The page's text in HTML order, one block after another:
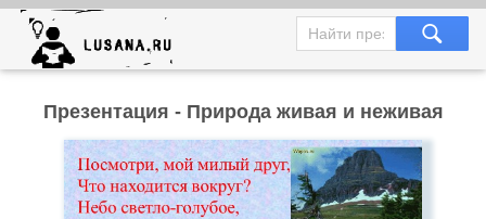
Презентация - Природа живая и неживая